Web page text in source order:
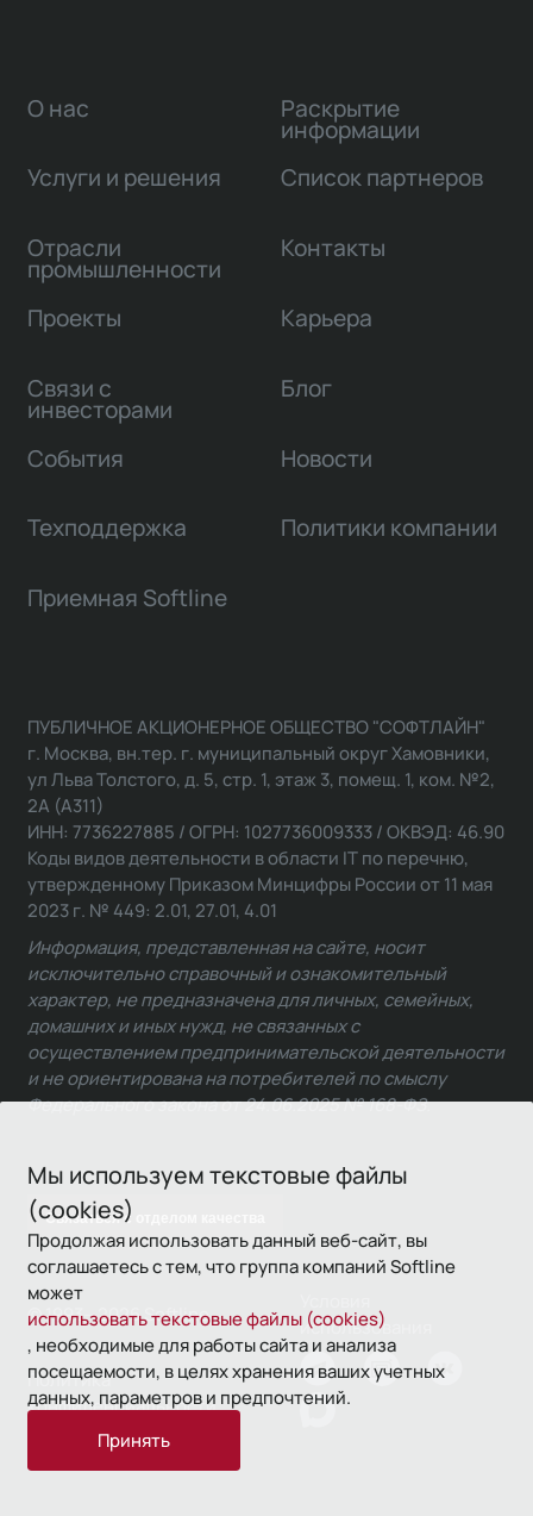
Мы используем текстовые файлы
(cookies)
Продолжая использовать данный веб-сайт, вы
соглашаетесь с тем, что группа компаний Softline
может
использовать текстовые файлы (cookies)
, необходимые для работы сайта и анализа
посещаемости, в целях хранения ваших учетных
данных, параметров и предпочтений.
Принять
О нас
Услуги и решения
Отрасли
промышленности
Проекты
Связи с
инвесторами
Раскрытие
информации
Список партнеров
Контакты
Карьера
Блог
События Новости
Техподдержка Политики компании
Приемная Softline
Связаться с отделом качества
ПУБЛИЧНОЕ АКЦИОНЕРНОЕ ОБЩЕСТВО "СОФТЛАЙН"
г. Москва, вн.тер. г. муниципальный округ Хамовники,
ул Льва Толстого, д. 5, стр. 1, этаж 3, помещ. 1, ком. №2,
2А (А311)
ИНН: 7736227885 / ОГРН: 1027736009333 / ОКВЭД: 46.90
Коды видов деятельности в области IT по перечню,
утвержденному Приказом Минцифры России от 11 мая
2023 г. № 449: 2.01, 27.01, 4.01
Информация, представленная на сайте, носит
исключительно справочный и ознакомительный
характер, не предназначена для личных, семейных,
домашних и иных нужд, не связанных с
осуществлением предпринимательской деятельности
и не ориентирована на потребителей по смыслу
Федерального закона от 24.06.2025 № 168-ФЗ.
© 1993—2026 Softline
использования
Политика
конфиденциальности